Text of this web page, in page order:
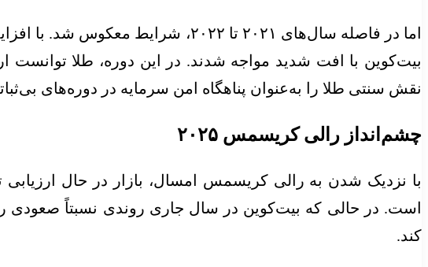
اما در فاصله سال‌های ۲۰۲۱ تا
بیت‌کوین با افت شدید مواجه شدند. در این دوره، طلا توانست
نقش سنتی طلا را به‌عنوان پناهگاه امن سرمایه در دوره‌های
چشم‌انداز رالی کریسمس ۲۰۲۵
با نزدیک شدن به رالی کریسمس امسال، بازار در حال
است. در حالی که بیت‌کوین در سال جاری روندی نسبتاً صعودی را
کند.